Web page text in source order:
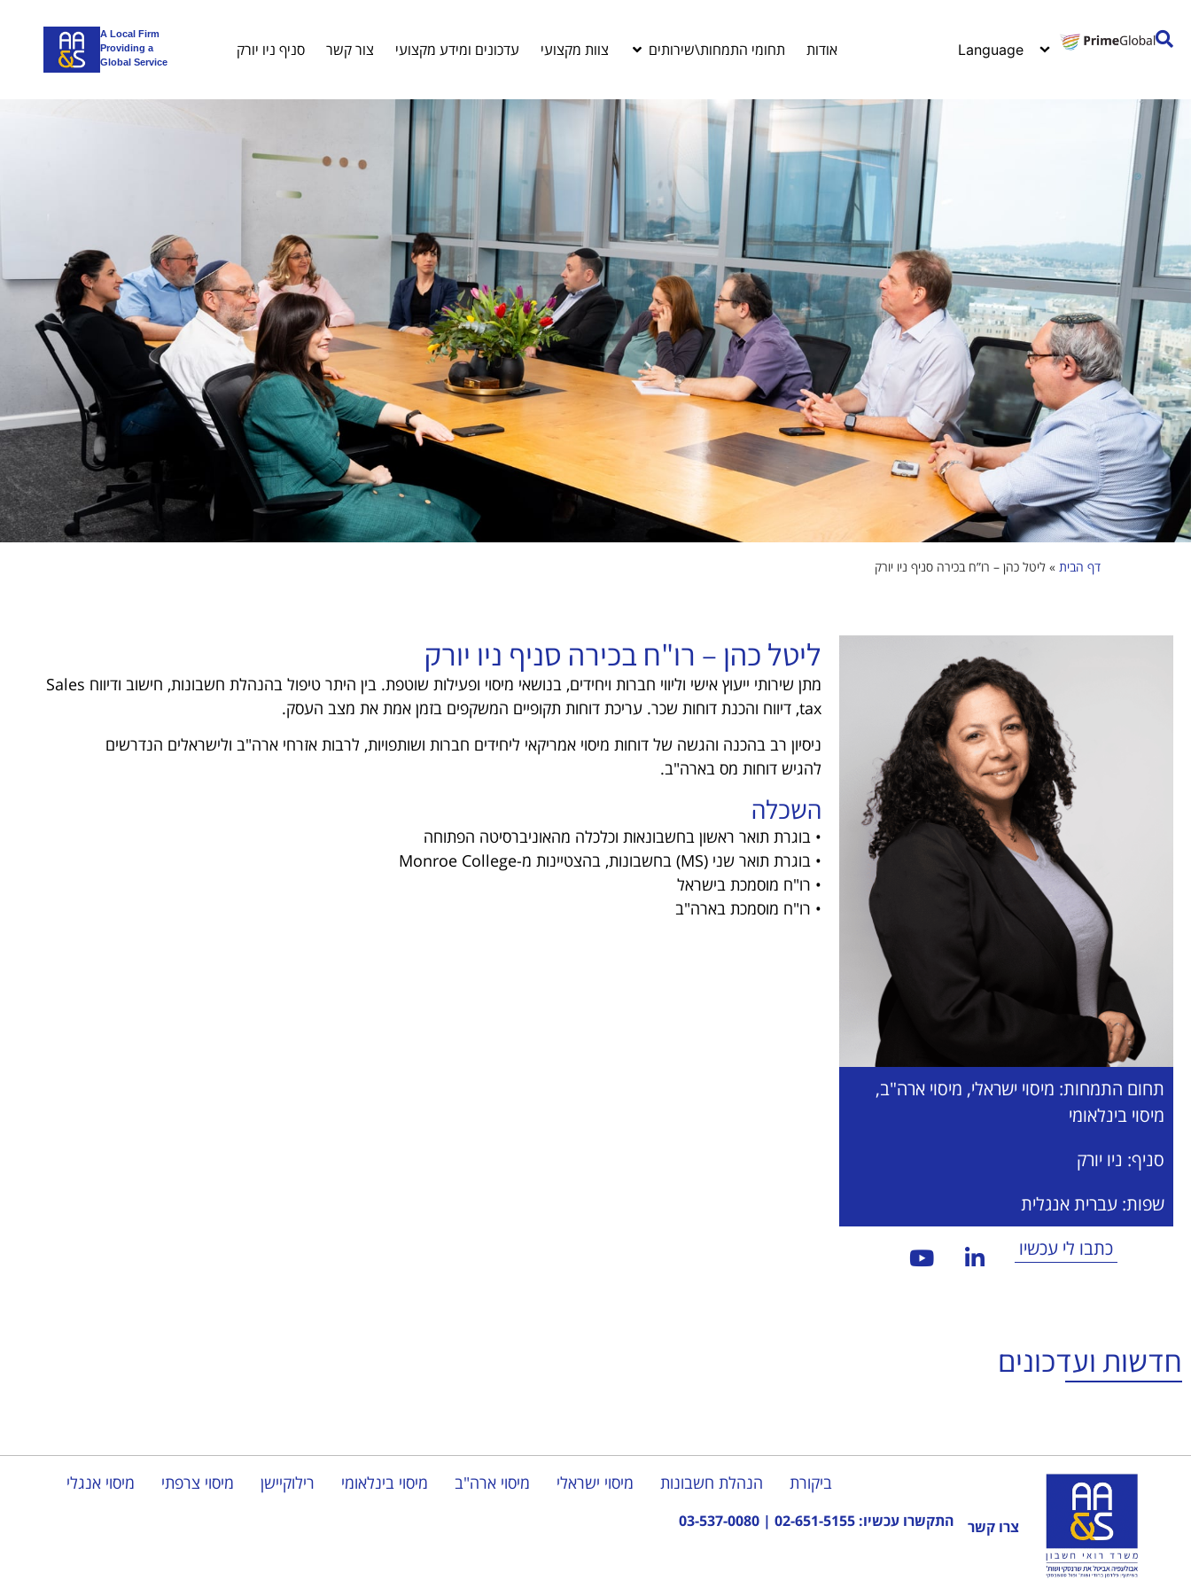
אודות תחומי התמחות\שירותים צוות מקצועי עדכונים ומידע מקצועי צור קשר סניף ניו יורק
A Local Firm
Providing a
Global Service
דף הבית » ליטל כהן – רו”ח בכירה סניף ניו יורק
תחום התמחות: מיסוי ישראלי, מיסוי ארה"ב,
מיסוי בינלאומי
סניף: ניו יורק
שפות: עברית אנגלית
כתבו לי עכשיו
ליטל כהן – רו"ח בכירה סניף ניו יורק
מתן שירותי ייעוץ אישי וליווי חברות ויחידים, בנושאי מיסוי ופעילות שוטפת. בין היתר טיפול בהנהלת חשבונות, חישוב ודיווח Sales
tax, דיווח והכנת דוחות שכר. עריכת דוחות תקופיים המשקפים בזמן אמת את מצב העסק.
ניסיון רב בהכנה והגשה של דוחות מיסוי אמריקאי ליחידים חברות ושותפויות, לרבות אזרחי ארה"ב ולישראלים הנדרשים
להגיש דוחות מס בארה"ב.
השכלה
• בוגרת תואר ראשון בחשבונאות וכלכלה מהאוניברסיטה הפתוחה
• בוגרת תואר שני (MS) בחשבונות, בהצטיינות מ-Monroe College
• רו"ח מוסמכת בישראל
• רו"ח מוסמכת בארה"ב
חדשות ועדכונים
ביקורת הנהלת חשבונות מיסוי ישראלי מיסוי ארה"ב מיסוי בינלאומי רילוקיישן מיסוי צרפתי מיסוי אנגלי
צרו קשר התקשרו עכשיו:02-651-5155
|
03-537-0080